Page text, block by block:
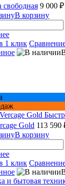
свободная 9 000 ₽
В корзину
1 клик
Gold 113 590
В корзину
1 клик